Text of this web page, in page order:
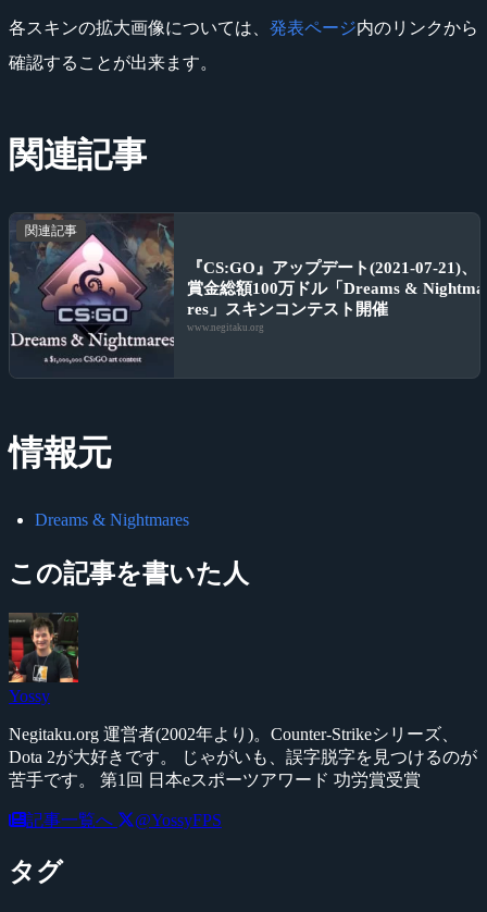
各スキンの拡大画像については、 発表ページ内のリンクから
確認することが出来ます。
関連記事
関連記事
『CS:GO』アップデート(2021-07-21)、
賞金総額100万ドル「Dreams & Nightma
res」スキンコンテスト開催
www.negitaku.org
情報元
Dreams & Nightmares
この記事を書いた人
Yossy
Negitaku.org 運営者(2002年より)。Counter-Strikeシリーズ、
Dota 2が大好きです。 じゃがいも、誤字脱字を見つけるのが
苦手です。 第1回 日本eスポーツアワード 功労賞受賞
記事一覧へ @YossyFPS
タグ